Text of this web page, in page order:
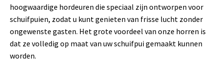
hoogwaardige hordeuren die speciaal zijn ontworpen voor
schuifpuien, zodat u kunt genieten van frisse lucht zonder
ongewenste gasten. Het grote voordeel van onze horren is
dat ze volledig op maat van uw schuifpui gemaakt kunnen
worden.